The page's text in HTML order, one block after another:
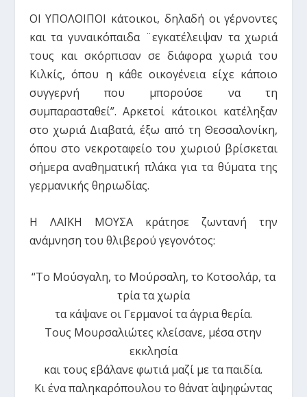
ΟΙ ΥΠΟΛΟΙΠΟΙ κάτοικοι, δηλαδή οι γέρνοντες
και τα γυναικόπαιδα ¨εγκατέλειψαν τα χωριά
τους και σκόρπισαν σε διάφορα χωριά του
Κιλκίς, όπου η κάθε οικογένεια είχε κάποιο
συγγερνή που μπορούσε να τη
συμπαρασταθεί”. Αρκετοί κάτοικοι κατέληξαν
στο χωριά Διαβατά, έξω από τη Θεσσαλονίκη,
όπου στο νεκροταφείο του χωριού βρίσκεται
σήμερα αναθηματική πλάκα για τα θύματα της
γερμανικής θηριωδίας.
Η ΛΑΪΚΗ ΜΟΥΣΑ κράτησε ζωντανή την
ανάμνηση του θλιβερού γεγονότος:
“Το Μούσγαλη, το Μούρσαλη, το Κοτσολάρ, τα
τρία τα χωρία
τα κάψανε οι Γερμανοί τα άγρια θερία.
Τους Μουρσαλιώτες κλείσανε, μέσα στην
εκκλησία
και τους εβάλανε φωτιά μαζί με τα παιδία.
Κι ένα παληκαρόπουλου το θάνατ΄ αψηφώντας